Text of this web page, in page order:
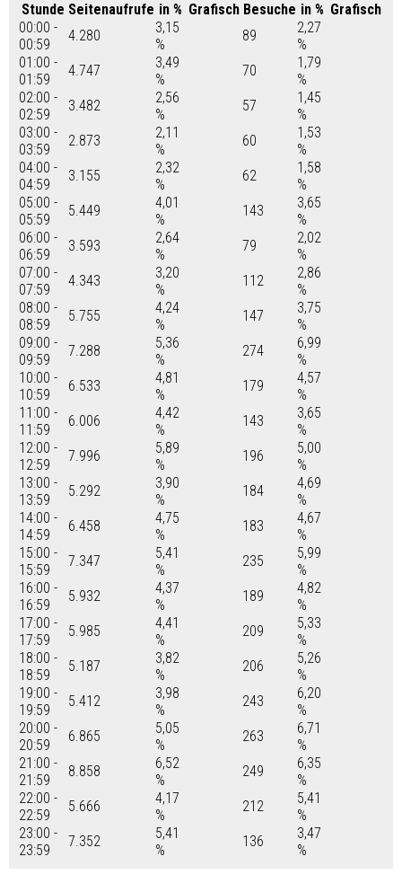
Stunde Seitenaufrufe in % Grafisch Besuche in % Grafisch
00:00 -
00:59
4.280
3,15
%
89
2,27
%
01:00 -
01:59
4.747
3,49
%
70
1,79
%
02:00 -
02:59
3.482
2,56
%
57
1,45
%
03:00 -
03:59
2.873
2,11
%
60
1,53
%
04:00 -
04:59
3.155
2,32
%
62
1,58
%
05:00 -
05:59
5.449
4,01
%
143
3,65
%
06:00 -
06:59
3.593
2,64
%
79
2,02
%
07:00 -
07:59
4.343
3,20
%
112
2,86
%
08:00 -
08:59
5.755
4,24
%
147
3,75
%
09:00 -
09:59
7.288
5,36
%
274
6,99
%
10:00 -
10:59
6.533
4,81
%
179
4,57
%
11:00 -
11:59
6.006
4,42
%
143
3,65
%
12:00 -
12:59
7.996
5,89
%
196
5,00
%
13:00 -
13:59
5.292
3,90
%
184
4,69
%
14:00 -
14:59
6.458
4,75
%
183
4,67
%
15:00 -
15:59
7.347
5,41
%
235
5,99
%
16:00 -
16:59
5.932
4,37
%
189
4,82
%
17:00 -
17:59
5.985
4,41
%
209
5,33
%
18:00 -
18:59
5.187
3,82
%
206
5,26
%
19:00 -
19:59
5.412
3,98
%
243
6,20
%
20:00 -
20:59
6.865
5,05
%
263
6,71
%
21:00 -
21:59
8.858
6,52
%
249
6,35
%
22:00 -
22:59
5.666
4,17
%
212
5,41
%
23:00 -
23:59
7.352
5,41
%
136
3,47
%